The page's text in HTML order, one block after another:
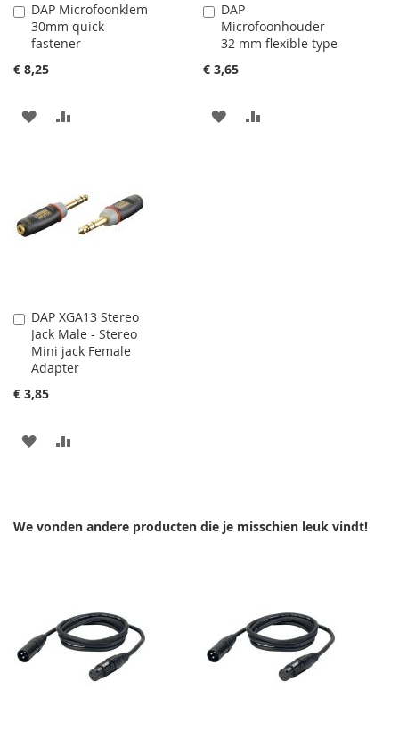
DAP Microfoonklem
30mm quick
fastener
€ 8,25
Aan
winkelwagen
toevoegen
AAN
TE
VERGELIJKEN
DAP
Microfoonhouder
32 mm flexible type
€ 3,65
Aan
winkelwagen
toevoegen
AAN
DAP XGA13 Stereo
Jack Male - Stereo
Mini jack Female
Adapter
€ 3,85
Aan
winkelwagen
toevoegen
AAN
TE
We vonden andere producten die je misschien leuk vindt!